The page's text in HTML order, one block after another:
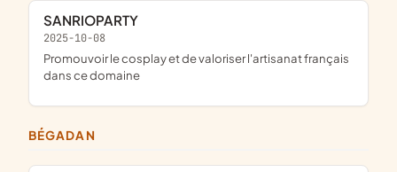
SANRIOPARTY
2025-10-08
promouvoir le cosplay et de valoriser l'artisanat français
dans ce domaine
BÉGADAN